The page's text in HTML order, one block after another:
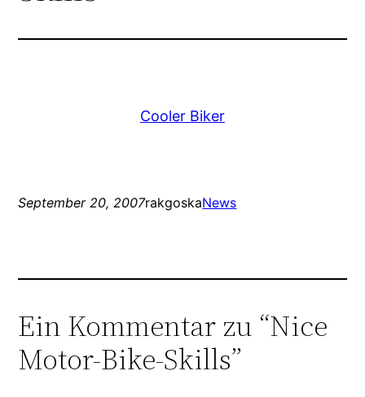
Cooler Biker
September 20, 2007rakgoskaNews
Ein Kommentar zu “Nice
Motor-Bike-Skills”